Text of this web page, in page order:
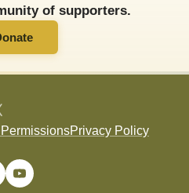
of supporters.
Privacy Policy